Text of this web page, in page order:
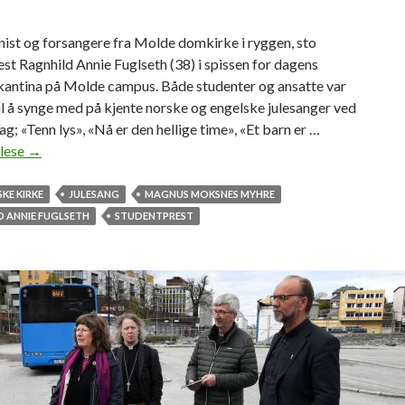
b
r
s
t
u
d
n
t
e
l
og forsangere fra Molde domkirke i ryggen, sto
Ragnhild Annie Fuglseth (38) i spissen for dagens
på Molde campus. Både studenter og ansatte var
synge med på kjente norske og engelske julesanger ved
«Tenn lys», «Nå er den hellige time», «Et barn er …
S
e
m
n
g
s
f
u
→
KIRKE JULESANG
MAGNUS MOKSNES MYHRE
ANNIE FUGLSETH
STUDENTPREST